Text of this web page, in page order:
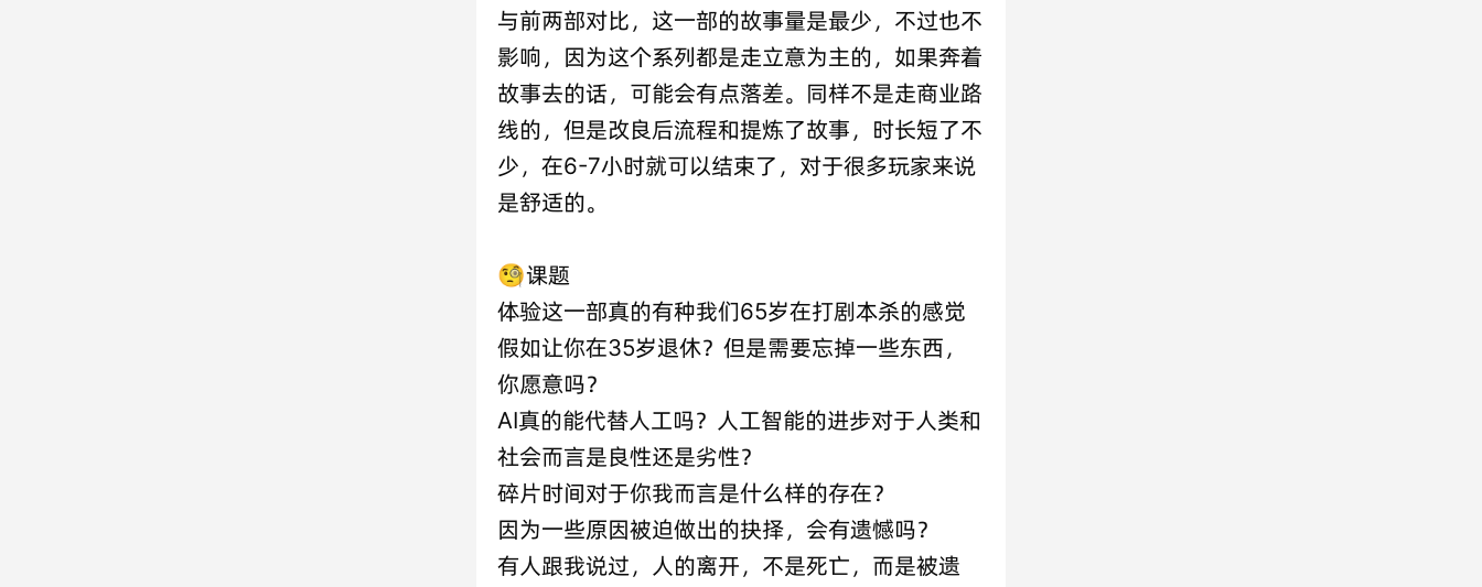
与前两部对比，这一部的故事量是最少，不过也不
影响，因为这个系列都是走立意为主的，如果奔着
故事去的话，可能会有点落差。同样不是走商业路
线的，但是改良后流程和提炼了故事，时长短了不
少，在6-7小时就可以结束了，对于很多玩家来说
是舒适的。
🧐课题
体验这一部真的有种我们65岁在打剧本杀的感觉
假如让你在35岁退休？但是需要忘掉一些东西，
你愿意吗？
AI真的能代替人工吗？人工智能的进步对于人类和
社会而言是良性还是劣性？
碎片时间对于你我而言是什么样的存在？
因为一些原因被迫做出的抉择，会有遗憾吗？
有人跟我说过，人的离开，不是死亡，而是被遗